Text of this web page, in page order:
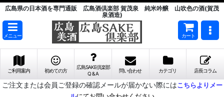
広島県の日本酒を専門通販 広島酒倶楽部 賀茂泉 純米吟醸 山吹色の酒(賀茂
泉酒造)
メニュー カート
ご利用案内 初めての方
広島SAKE倶楽部
Q & A
問い合わせ カテゴリ 店長コラム
ご注文または会員ご登録の確認メールが届かない際にはこちらよりメー